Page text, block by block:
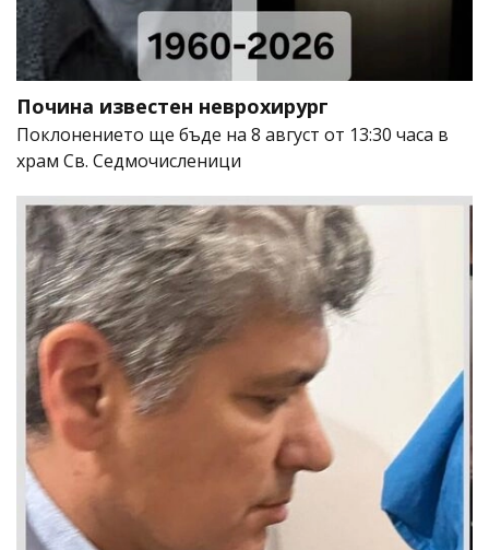
Почина известен неврохирург
Поклонението ще бъде на 8 август от 13:30 часа в
храм Св. Седмочисленици